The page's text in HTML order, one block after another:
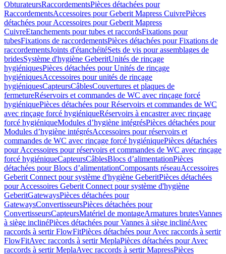
ObturateursRaccordementsPièces détachées pour
RaccordementsAccessoires pour Geberit Mapress CuivrePièces
détachées pour Accessoires pour Geberit Mapress
CuivreEtanchements pour tubes et raccordsFixations pour
tubesFixations de raccordementsPièces détachées pour Fixations de
raccordementsJoints d'étanchéitéSets de vis pour assemblages de
bridesSystème d'hygiène GeberitUnités de rinçage
hygiéniquesPièces détachées pour Unités de rinçage
hygiéniquesAccessoires pour unités de rinçage
hygiéniquesCapteursCâblesCouvertures et plaques de
fermetureRéservoirs et commandes de WC avec rinçage forcé
hygiéniquePièces détachées pour Réservoirs et commandes de WC
avec rinçage forcé hygiéniqueRéservoirs à encastrer avec rinçage
forcé hygiéniqueModules d’hygiène intégrésPièces détachées pour
Modules d’hygiène intégrésAccessoires pour réservoirs et
commandes de WC avec rinçage forcé hygiéniquePièces détachées
pour Accessoires pour réservoirs et commandes de WC avec rinçage
forcé hygiéniqueCapteursCâblesBlocs d’alimentationPièces
détachées pour Blocs d’alimentationComposants réseauAccessoires
Geberit Connect pour système d'hygiène GeberitPièces détachées
pour Accessoires Geberit Connect pour système d'hygiène
GeberitGatewaysPièces détachées pour
GatewaysConvertisseursPièces détachées pour
ConvertisseursCapteursMatériel de montageArmatures brutesVannes
à siège inclinéPièces détachées pour Vannes à siège inclinéAvec
raccords à sertir FlowFitPièces détachées pour Avec raccords à sertir
FlowFitAvec raccords à sertir MeplaPièces détachées pour Avec
raccords à sertir MeplaAvec raccords à sertir MapressPièces